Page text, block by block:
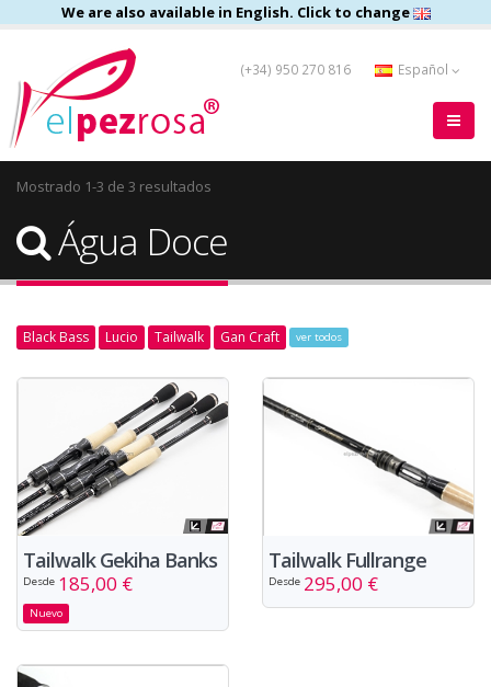
We are also available in English. Click to change
(+34) 950 270 816 Español
Mostrado 1-3 de 3 resultados
Água Doce
Black Bass Lucio Tailwalk Gan Craft ver todos
Tailwalk Gekiha Banks
Desde 185,00 €
Nuevo
Tailwalk Fullrange
Desde 295,00 €